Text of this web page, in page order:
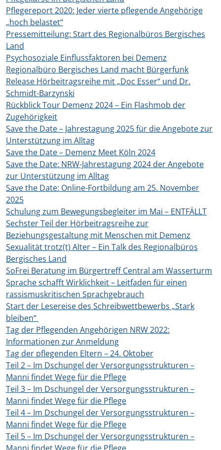
Pflegereport 2020: Jeder vierte pflegende Angehörige
„hoch belastet“
Pressemitteilung: Start des Regionalbüros Bergisches
Land
Psychosoziale Einflussfaktoren bei Demenz
Regionalbüro Bergisches Land macht Bürgerfunk
Release Hörbeitragsreihe mit „Doc Esser“ und Dr.
Schmidt-Barzynski
Rückblick Tour Demenz 2024 – Ein Flashmob der
Zugehörigkeit
Save the Date – Jahrestagung 2025 für die Angebote zur
Unterstützung im Alltag
Save the Date – Demenz Meet Köln 2024
Save the Date: NRW-Jahrestagung 2024 der Angebote
zur Unterstützung im Alltag
Save the Date: Online-Fortbildung am 25. November
2025
Schulung zum Bewegungsbegleiter im Mai – ENTFÄLLT
Sechster Teil der Hörbeitragsreihe zur
Beziehungsgestaltung mit Menschen mit Demenz
Sexualität trotz(t) Alter – Ein Talk des Regionalbüros
Bergisches Land
SoFrei Beratung im Bürgertreff Central am Wasserturm
Sprache schafft Wirklichkeit – Leitfaden für einen
rassismuskritischen Sprachgebrauch
Start der Lesereise des Schreibwettbewerbs „Stark
bleiben“
Tag der Pflegenden Angehörigen NRW 2022:
Informationen zur Anmeldung
Tag der pflegenden Eltern – 24. Oktober
Teil 2 – Im Dschungel der Versorgungsstrukturen –
Manni findet Wege für die Pflege
Teil 3 – Im Dschungel der Versorgungsstrukturen –
Manni findet Wege für die Pflege
Teil 4 – Im Dschungel der Versorgungsstrukturen –
Manni findet Wege für die Pflege
Teil 5 – Im Dschungel der Versorgungsstrukturen –